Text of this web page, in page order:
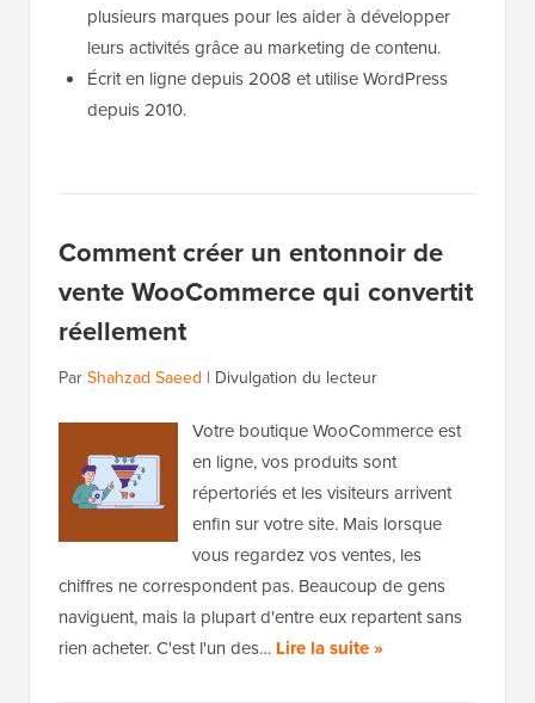
plusieurs marques pour les aider à développer
leurs activités grâce au marketing de contenu.
Écrit en ligne depuis 2008 et utilise WordPress
depuis 2010.
Comment créer un entonnoir de
vente WooCommerce qui convertit
réellement
ParShahzad Saeed | Divulgation du lecteur
Votre boutique WooCommerce est
en ligne, vos produits sont
répertoriés et les visiteurs arrivent
enfin sur votre site. Mais lorsque
vous regardez vos ventes, les
chiffres ne correspondent pas. Beaucoup de gens
naviguent, mais la plupart d'entre eux repartent sans
rien acheter. C'est l'un des… Lire la suite »